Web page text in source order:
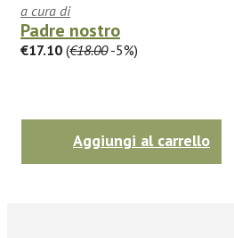
a cura di
Padre nostro
€17.10 (€18.00-5%)
Aggiungi al carrello